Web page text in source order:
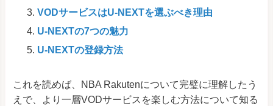
VODサービスはU-NEXTを選ぶべき理由
U-NEXTの7つの魅力
U-NEXTの登録方法
これを読めば、NBA Rakutenについて完璧に理解したう
えで、より一層VODサービスを楽しむ方法について知る